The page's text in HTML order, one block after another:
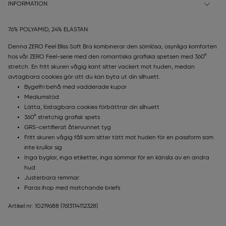
INFORMATION
76% POLYAMID, 24% ELASTAN
Denna ZERO Feel Bliss Soft Bra kombinerar den sömlösa, osynliga komforten
hos vår ZERO Feel-serie med den romantiska grafiska spetsen med 360°
stretch. En fritt skuren vågig kant sitter vackert mot huden, medan
avtagbara cookies gör att du kan byta ut din silhuett.
Bygelfri behå med vadderade kupor
Mediumstöd
Lätta, löstagbara cookies förbättrar din silhuett
360° stretchig grafisk spets
GRS-certifierat återvunnet tyg
Fritt skuren vågig fåll som sitter tätt mot huden för en passform som
inte krullar sig
Inga byglar, inga etiketter, inga sömmar för en känsla av en andra
hud
Justerbara remmar
Paras ihop med matchande briefs
Artikel nr: 10219688 (7613114112328)